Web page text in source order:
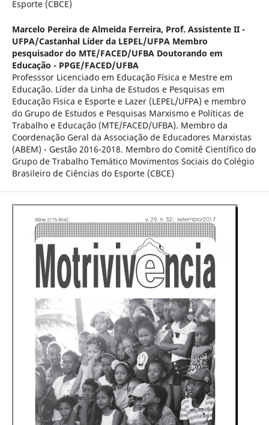
Esporte (CBCE)
Marcelo Pereira de Almeida Ferreira, Prof. Assistente II -
UFPA/Castanhal Líder da LEPEL/UFPA Membro
pesquisador do MTE/FACED/UFBA Doutorando em
Educação - PPGE/FACED/UFBA
Professsor Licenciado em Educação Física e Mestre em
Educação. Líder da Linha de Estudos e Pesquisas em
Educação Fìsica e Esporte e Lazer (LEPEL/UFPA) e membro
do Grupo de Estudos e Pesquisas Marxismo e Políticas de
Trabalho e Educação (MTE/FACED/UFBA). Membro da
Coordenação Geral da Associação de Educadores Marxistas
(ABEM) - Gestão 2016-2018. Membro do Comitê Científico do
Grupo de Trabalho Temático Movimentos Sociais do Colégio
Brasileiro de Ciências do Esporte (CBCE)